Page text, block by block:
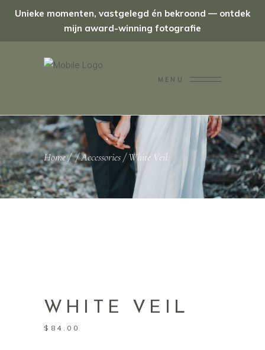
Unieke momenten, vastgelegd én bekroond — ontdek
mijn award-winning fotografie
MENU
Home//Accessories/White Veil
WHITE VEIL
$ 84.00